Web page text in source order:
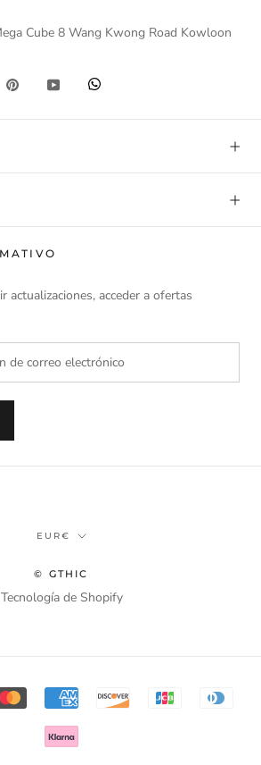
Cube 8 Wang Kwong Road Kowloon
actualizaciones, acceder a ofertas
Divisa
EUR€
© GTHIC
Tecnología de Shopify